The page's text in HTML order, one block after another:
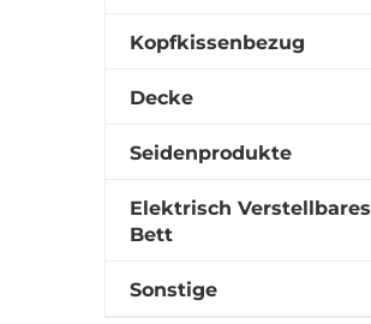
Kopfkissenbezug
Decke
Seidenprodukte
Elektrisch Verstellbares
Bett
Sonstige